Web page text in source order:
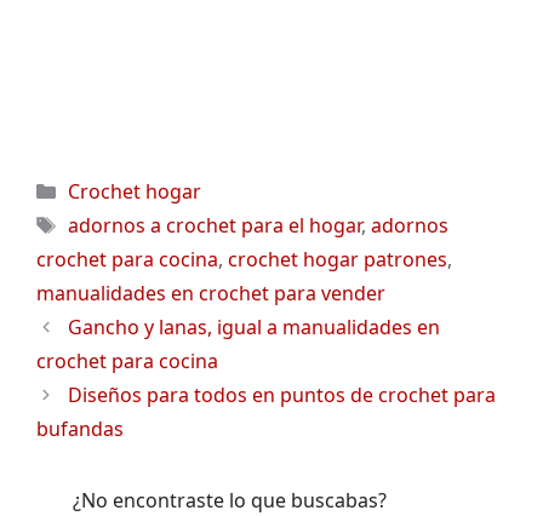
Categorías
Crochet hogar
Etiquetas
adornos a crochet para el hogar, adornos
crochet para cocina, crochet hogar patrones,
manualidades en crochet para vender
Gancho y lanas, igual a manualidades en
crochet para cocina
Diseños para todos en puntos de crochet para
bufandas
¿No encontraste lo que buscabas?